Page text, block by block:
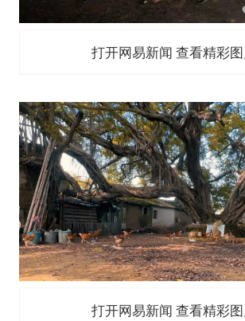
打开网易新闻 查看精彩
打开网易新闻 查看精彩